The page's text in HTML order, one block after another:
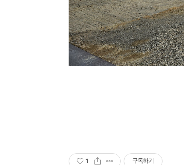
1 구독하기